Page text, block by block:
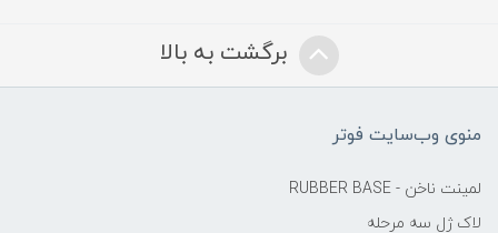
برگشت به بالا
منوی وب‌سایت فوتر
لمینت ناخن - RUBBER BASE
لاک ژل سه مرحله